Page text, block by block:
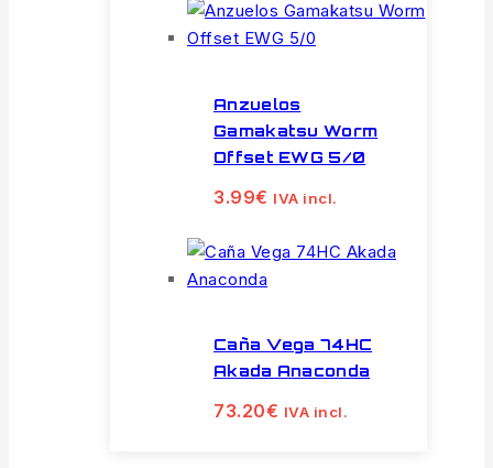
Anzuelos
Gamakatsu Worm
Offset EWG 5/0
3.99€ IVA incl.
Caña Vega 74HC
Akada Anaconda
73.20€ IVA incl.